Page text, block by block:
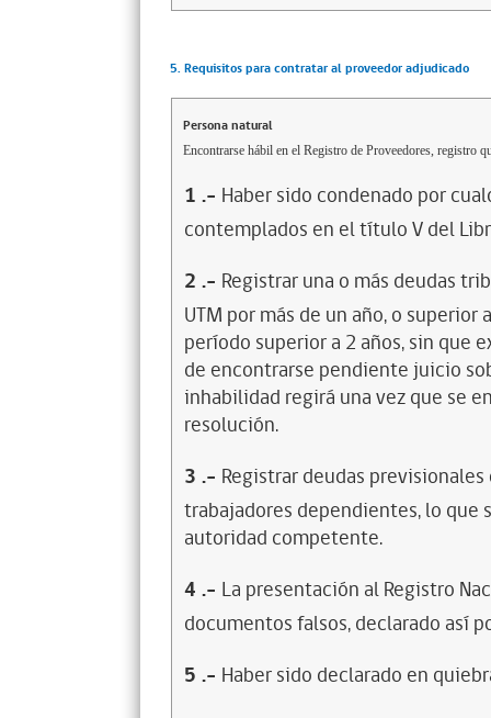
5. Requisitos para contratar al proveedor adjudicado
Persona natural
Encontrarse hábil en el Registro de Proveedores, registro
1 .- Haber sido condenado por
contemplados en el título V del
2 .- Registrar una o más deudas
UTM por más de un año, o
período superior a 2 años, sin que
de encontrarse pendiente juicio
inhabilidad regirá una vez que se
resolución.
3 .- Registrar deudas
trabajadores dependientes, lo
autoridad competente.
4 .- La presentación al Registro
documentos falsos, declarado así
5 .- Haber sido declarado en